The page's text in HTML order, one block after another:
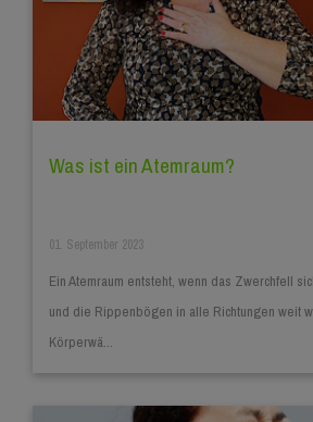
Was ist ein Atemraum?
01. September 2023
Ein Atemraum entsteht, wenn das Zwerchfell
und die Rippenbögen in alle Richtungen weit
Körperwä...